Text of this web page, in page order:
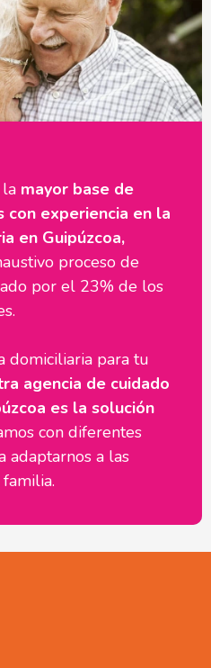
mayor base de
con experiencia en la
en Guipúzcoa,
proceso de
por el 23% de los
domiciliaria para tu
agencia de cuidado
es la solución
con diferentes
adaptarnos a las